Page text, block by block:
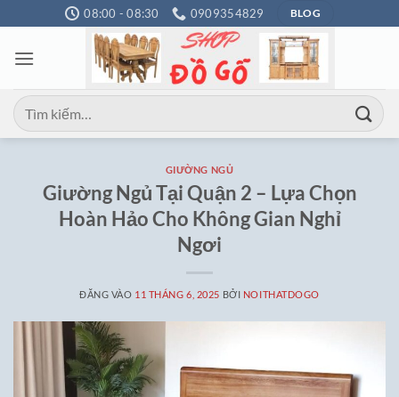
qua
nội
08:00 - 08:30 0909354829 BLOG
Tìm
kiếm:
GIƯỜNG NGỦ
Giường Ngủ Tại Quận 2 – Lựa Chọn
Hoàn Hảo Cho Không Gian Nghỉ
Ngơi
ĐĂNG VÀO 11 THÁNG 6, 2025 BỞI NOITHATDOGO